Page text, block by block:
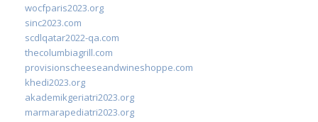
wocfparis2023.org
sinc2023.com
scdlqatar2022-qa.com
thecolumbiagrill.com
provisionscheeseandwineshoppe.com
khedi2023.org
akademikgeriatri2023.org
marmarapediatri2023.org